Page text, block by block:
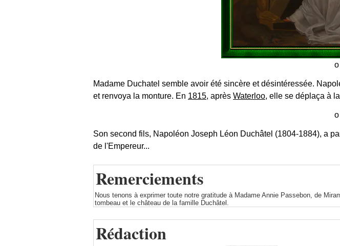
Madame Duchatel semble avoir été sincère et désintéressée.
et renvoya la monture. En 1815, après Waterloo, elle se déplaça à
Son second fils, Napoléon Joseph Léon Duchâtel (1804-1884), a
de l'Empereur...
Remerciements
Nous tenons à exprimer toute notre gratitude à Madame Annie Passebon, de
tombeau et le château de la famille Duchâtel.
Rédaction